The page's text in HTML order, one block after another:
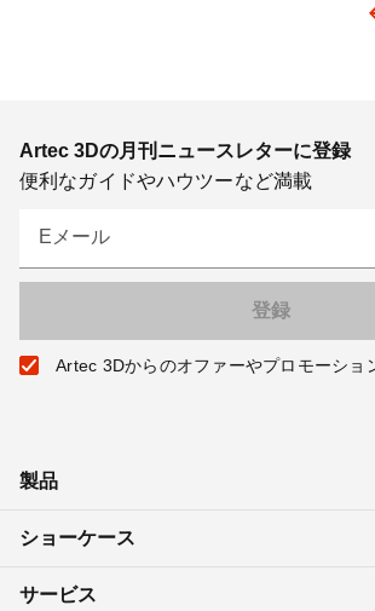
Artec 3Dの月刊ニュースレターに登録
便利なガイドやハウツーなど満載
Eメール
Artec 3Dからのオファーやプロモーショ
製品
ショーケース
サービス